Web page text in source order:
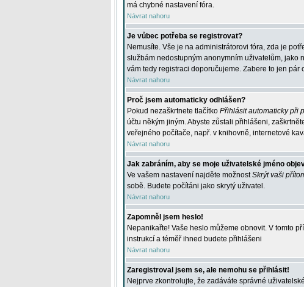
má chybné nastavení fóra.
Návrat nahoru
Je vůbec potřeba se registrovat?
Nemusíte. Vše je na administrátorovi fóra, zda je
službám nedostupným anonymním uživatelům, jako
vám tedy registraci doporučujeme. Zabere to jen pár
Návrat nahoru
Proč jsem automaticky odhlášen?
Pokud nezaškrtnete tlačítko Přihlásit automaticky při
účtu někým jiným. Abyste zůstali přihlášeni,
veřejného počítače, např. v knihovně, internetové
Návrat nahoru
Jak zabráním, aby se moje uživatelské jméno
Ve vašem nastavení najděte možnostSkrýt vaši
sobě. Budete počítáni jako skrytý uživatel.
Návrat nahoru
Zapomněl jsem heslo!
Nepanikařte! Vaše heslo můžeme obnovit. V tomto
instrukcí a téměř ihned budete přihlášeni
Návrat nahoru
Zaregistroval jsem se, ale nemohu se přihlásit!
Nejprve zkontrolujte, že zadáváte správné